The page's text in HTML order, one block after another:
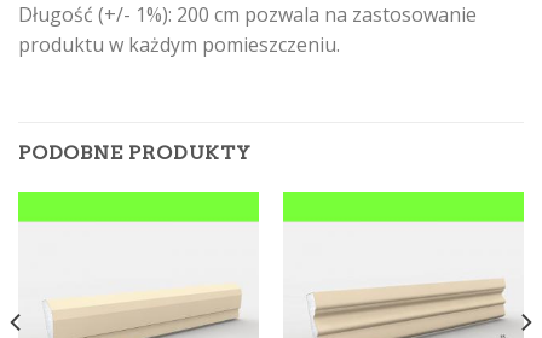
Długość (+/- 1%): 200 cm pozwala na zastosowanie
produktu w każdym pomieszczeniu.
PODOBNE PRODUKTY